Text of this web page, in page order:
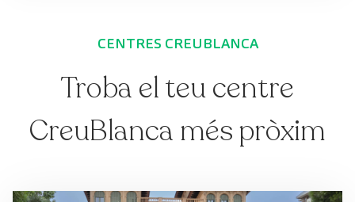
CENTRES CREUBLANCA
Troba el teu centre
CreuBlanca més pròxim